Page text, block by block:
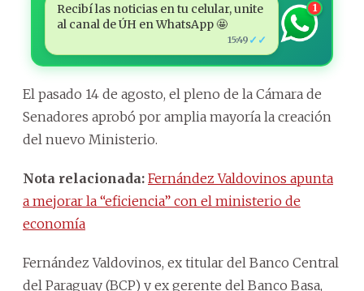
Recibí las noticias en tu celular, unite
al canal de ÚH en WhatsApp 🤩
15:49 ✓✓
1
El pasado 14 de agosto, el pleno de la Cámara de
Senadores aprobó por amplia mayoría la creación
del nuevo Ministerio.
Nota relacionada: Fernández Valdovinos apunta
a mejorar la “eficiencia” con el ministerio de
economía
Fernández Valdovinos, ex titular del Banco Central
del Paraguay (BCP) y ex gerente del Banco Basa,